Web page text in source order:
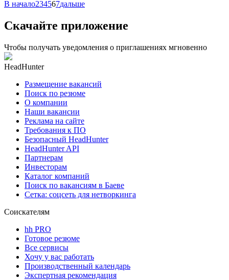
В начало234567дальше
Скачайте приложение
Чтобы получать уведомления о приглашениях мгновенно
HeadHunter
Размещение вакансий
Поиск по резюме
О компании
Наши вакансии
Реклама на сайте
Требования к ПО
Безопасный HeadHunter
HeadHunter API
Партнерам
Инвесторам
Каталог компаний
Поиск по вакансиям в Баеве
Сетка: соцсеть для нетворкинга
Соискателям
hh PRO
Готовое резюме
Все сервисы
Хочу у вас работать
Производственный календарь
Экспертная рекомендация